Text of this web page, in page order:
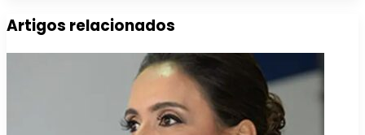
Artigos relacionados